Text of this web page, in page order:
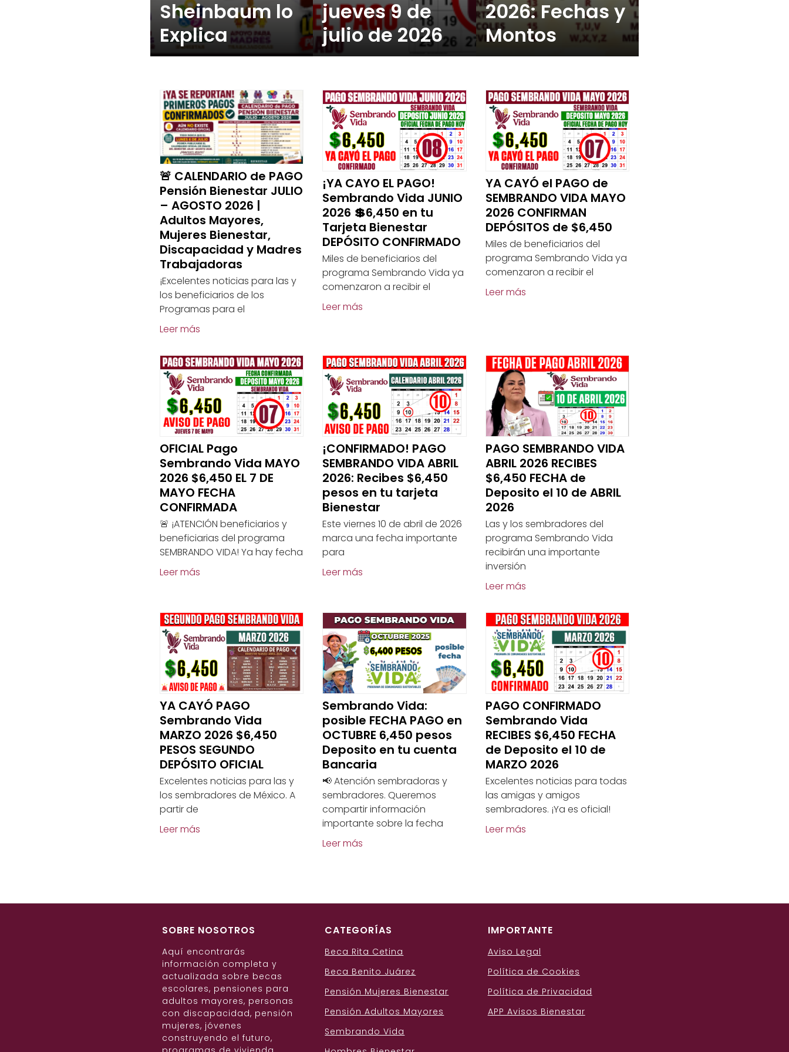
Sheinbaum lo
Explica
jueves 9 de
julio de 2026
2026: Fechas y
Montos
🚨 CALENDARIO de PAGO
Pensión Bienestar JULIO
– AGOSTO 2026 |
Adultos Mayores,
Mujeres Bienestar,
Discapacidad y Madres
Trabajadoras
¡Excelentes noticias para las y
los beneficiarios de los
Programas para el
Leer más
¡YA CAYO EL PAGO!
Sembrando Vida JUNIO
2026 💲6,450 en tu
Tarjeta Bienestar
DEPÓSITO CONFIRMADO
Miles de beneficiarios del
programa Sembrando Vida ya
comenzaron a recibir el
Leer más
YA CAYÓ el PAGO de
SEMBRANDO VIDA MAYO
2026 CONFIRMAN
DEPÓSITOS de $6,450
Miles de beneficiarios del
programa Sembrando Vida ya
comenzaron a recibir el
Leer más
OFICIAL Pago
Sembrando Vida MAYO
2026 $6,450 EL 7 DE
MAYO FECHA
CONFIRMADA
🚨 ¡ATENCIÓN beneficiarios y
beneficiarias del programa
SEMBRANDO VIDA! Ya hay fecha
Leer más
¡CONFIRMADO! PAGO
SEMBRANDO VIDA ABRIL
2026: Recibes $6,450
pesos en tu tarjeta
Bienestar
Este viernes 10 de abril de 2026
marca una fecha importante
para
Leer más
PAGO SEMBRANDO VIDA
ABRIL 2026 RECIBES
$6,450 FECHA de
Deposito el 10 de ABRIL
2026
Las y los sembradores del
programa Sembrando Vida
recibirán una importante
inversión
Leer más
YA CAYÓ PAGO
Sembrando Vida
MARZO 2026 $6,450
PESOS SEGUNDO
DEPÓSITO OFICIAL
Excelentes noticias para las y
los sembradores de México. A
partir de
Leer más
Sembrando Vida:
posible FECHA PAGO en
OCTUBRE 6,450 pesos
Deposito en tu cuenta
Bancaria
📢 Atención sembradoras y
sembradores. Queremos
compartir información
importante sobre la fecha
Leer más
PAGO CONFIRMADO
Sembrando Vida
RECIBES $6,450 FECHA
de Deposito el 10 de
MARZO 2026
Excelentes noticias para todas
las amigas y amigos
sembradores. ¡Ya es oficial!
Leer más
SOBRE NOSOTROS
Aquí encontrarás
información completa y
actualizada sobre becas
escolares, pensiones para
adultos mayores, personas
con discapacidad, pensión
mujeres, jóvenes
construyendo el futuro,
CATEGORÍAS
Beca Rita Cetina
Beca Benito Juárez
Pensión Mujeres Bienestar
Pensión Adultos Mayores
Sembrando Vida
IMPORTANTE
Aviso Legal
Política de Cookies
Política de Privacidad
APP Avisos Bienestar